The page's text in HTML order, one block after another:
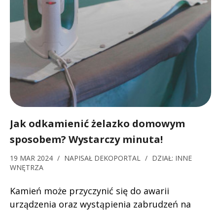
Jak odkamienić żelazko domowym
sposobem? Wystarczy minuta!
19 MAR 2024 / NAPISAŁ DEKOPORTAL / DZIAŁ: INNE
WNĘTRZA
Kamień może przyczynić się do awarii
urządzenia oraz wystąpienia zabrudzeń na